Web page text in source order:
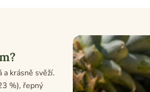
krásně svěží.
%), řepný